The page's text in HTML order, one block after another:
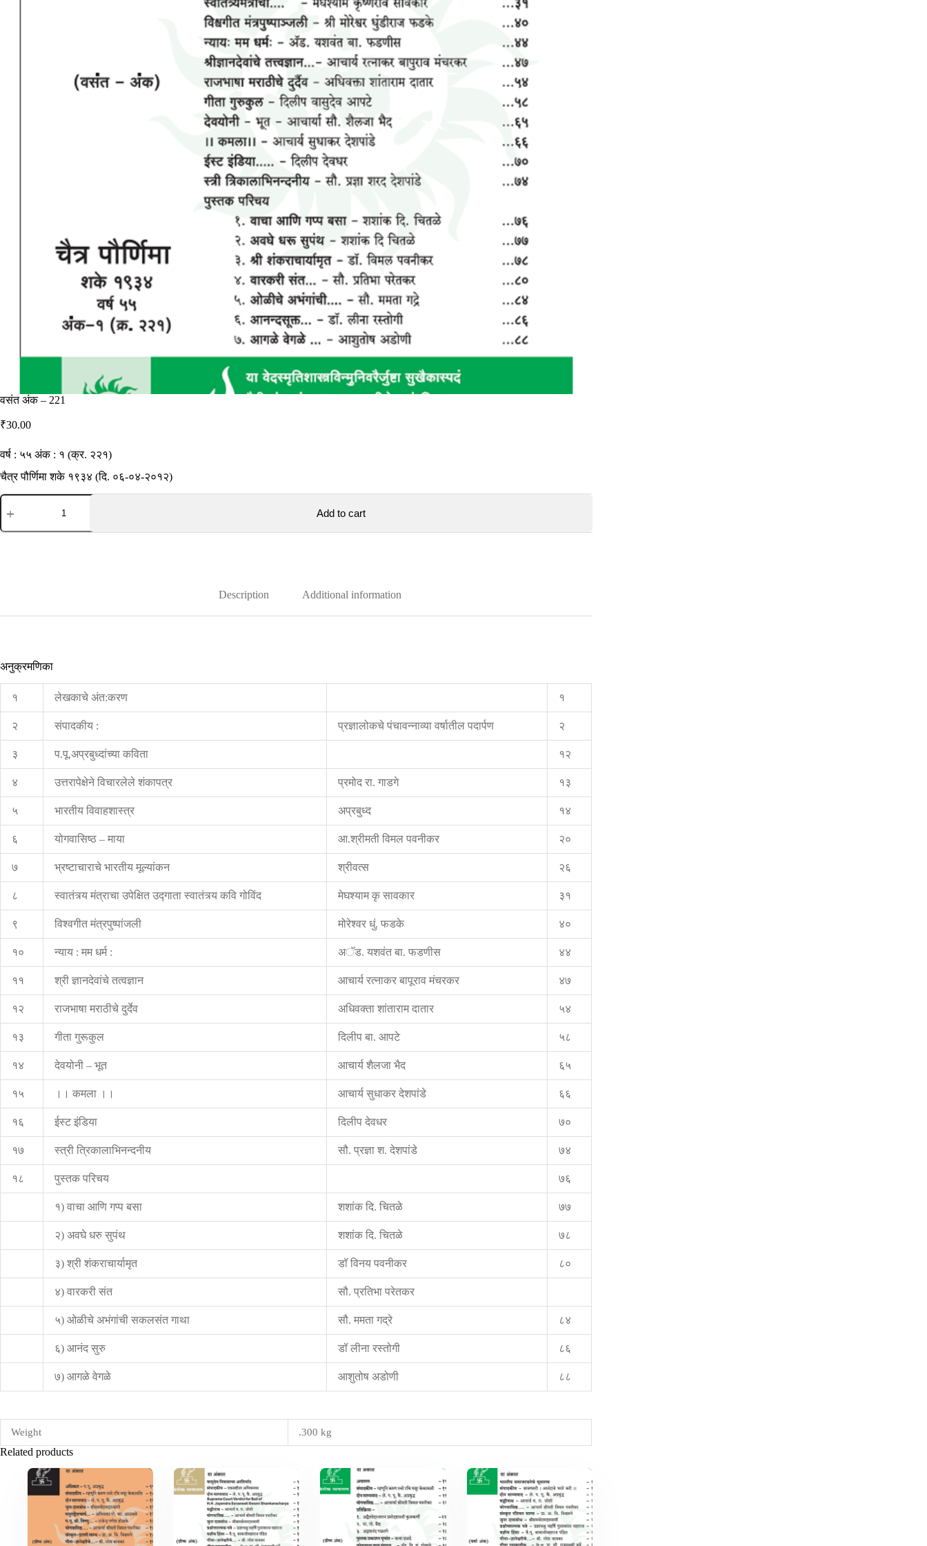
वसंत अंक – 221
₹30.00
वर्ष : ५५ अंक : १ (क्र. २२१)
चैत्र पौर्णिमा शके १९३४ (दि. ०६-०४-२०१२)
वसंत
अंक
221
Add to cart
Description Additional information
अनुक्रमणिका
१ लेखकाचे अंत:करण १
२ संपादकीय : प्रज्ञालोकचे पंचावन्नाव्या वर्षातील पदार्पण २
३ प.पू.अप्रबुध्दांच्या कविता १२
४ उत्तरापेक्षेने विचारलेले शंकापत्र प्रमोद रा. गाडगे १३
५ भारतीय विवाहशास्त्र अप्रबुध्द १४
६ योगवासिष्ठ – माया आ.श्रीमती विमल पवनीकर २०
७ भ्रष्टाचाराचे भारतीय मूल्यांकन श्रीवत्स २६
८ स्वातंत्र्य मंत्राचा उपेक्षित उद्‍गाता स्वातंत्र्य कवि गोविंद मेघश्याम कृ सावकार ३१
९ विश्वगीत मंत्रपुष्पांजली मोरेश्वर धुं. फडके ४०
१० न्याय : मम धर्म : अॅड. यशवंत बा. फडणीस ४४
११ श्री ज्ञानदेवांचे तत्वज्ञान आचार्य रत्नाकर बापूराव मंचरकर ४७
१२ राजभाषा मराठीचे दुर्देव अधिवक्ता शांताराम दातार ५४
१३ गीता गुरूकुल दिलीप बा. आपटे ५८
१४ देवयोनी – भूत आचार्य शैलजा भैद ६५
१५ ।। कमला ।। आचार्य सुधाकर देशपांडे ६६
१६ ईस्ट इंडिया दिलीप देवधर ७०
१७ स्त्री त्रिकालाभिनन्दनीय सौ. प्रज्ञा श. देशपांडे ७४
१८ पुस्तक परिचय ७६
१) वाचा आणि गप्प बसा शशांक दि. चितळे ७७
२) अवघे धरु सुपंथ शशांक दि. चितळे ७८
३) श्री शंकराचार्यामृत डॉ विनय पवनीकर ८०
४) वारकरी संत सौ. प्रतिभा परेतकर
५) ओळीचे अभंगांची सकलसंत गाथा सौ. ममता गद्रे ८४
६) आनंद सुरु डॉ लीना रस्तोगी ८६
७) आगळे वेगळे आशुतोष अडोणी ८८
Weight .300 kg
Related products